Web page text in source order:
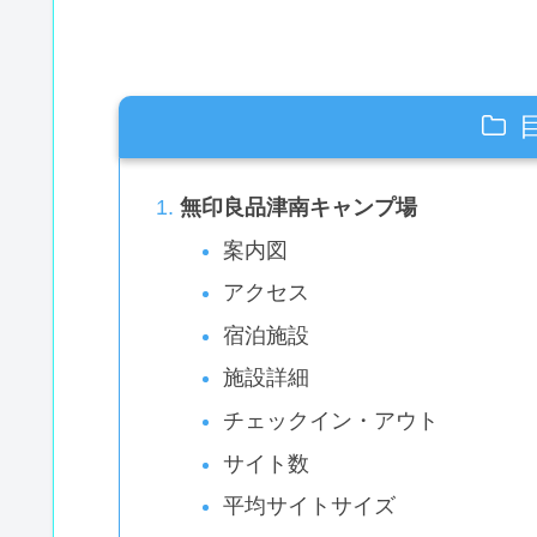
無印良品津南キャンプ場
案内図
アクセス
宿泊施設
施設詳細
チェックイン・アウト
サイト数
平均サイトサイズ